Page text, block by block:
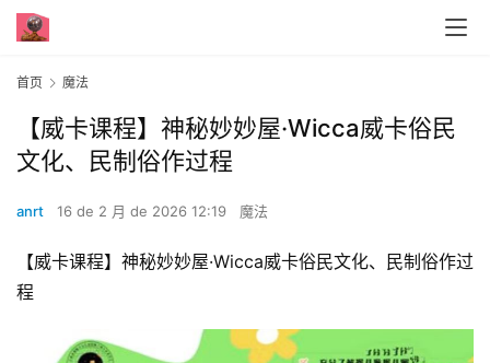
首页 魔法
【威卡课程】神秘妙妙‬屋·Wicca威卡俗民‬
文化、民制俗‬作过程
anrt 16 de 2 月 de 2026 12:19 魔法
【威卡课程】神秘妙妙‬屋·Wicca威卡俗民‬文化、民制俗‬作过
程